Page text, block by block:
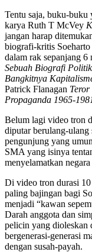
Tentu saja, buku-buku
karya Ruth T McVey
jangan harap
biografi-kritis
dalam rak sepanjang
Sebuah Biografi Politik
Bangkitnya
Patrick Flanagan
Propaganda 1965-
Belum lagi video tron
diputar berulang-ulang
pengunjung yang
SMA yang isinya
menyelamatkan
Di video tron durasi
paling bajingan bagi
menjadi “kawan
Darah anggota dan
pelicin yang dioleskan
bergenerasi-generasi
dengan susah-payah.